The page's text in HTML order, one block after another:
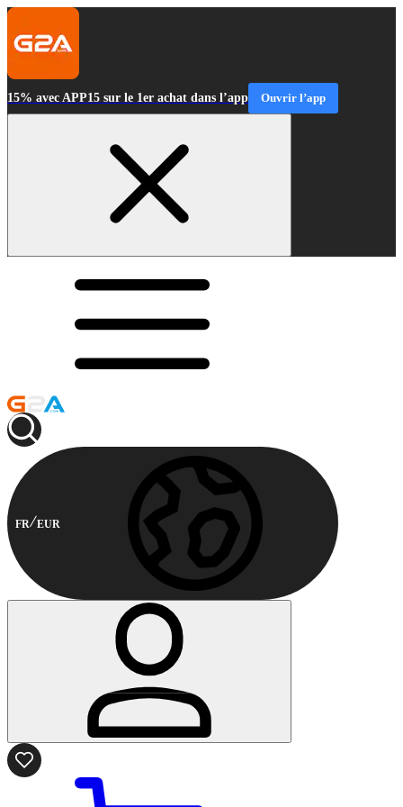
15% avec APP15 sur le 1er achat dans l’app Ouvrir l’app
FR EUR